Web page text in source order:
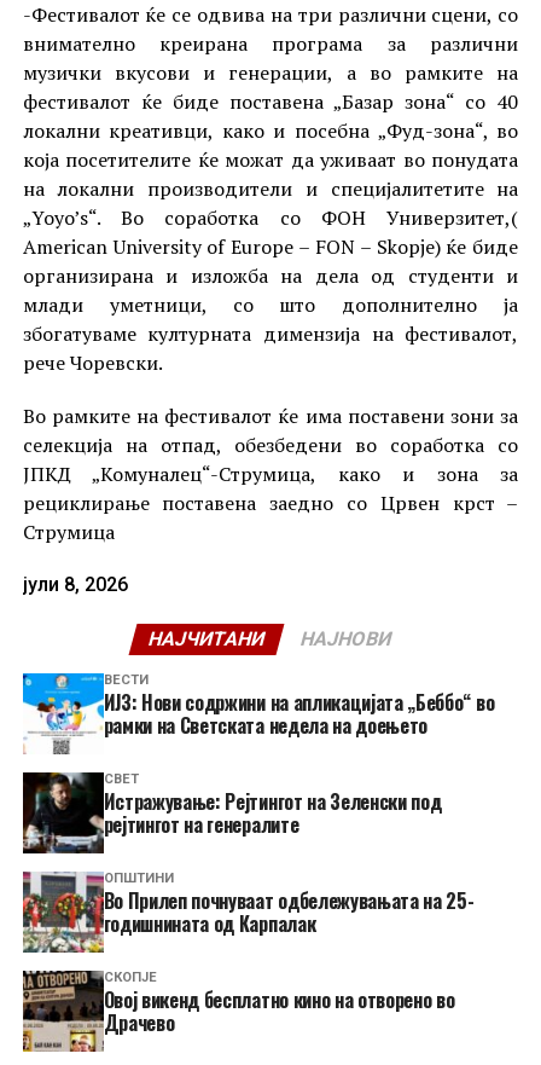
-Фестивалот ќе се одвива на три различни сцени, со
внимателно креирана програма за различни
музички вкусови и генерации, а во рамките на
фестивалот ќе биде поставена „Базар зона“ со 40
локални креативци, како и посебна „Фуд-зона“, во
која посетителите ќе можат да уживаат во понудата
на локални производители и специјалитетите на
„Yoyo’s“. Во соработка со ФОН Универзитет,(
American University of Europe – FON – Skopje) ќе биде
организирана и изложба на дела од студенти и
млади уметници, со што дополнително ја
збогатуваме културната димензија на фестивалот,
рече Чоревски.
Во рамките на фестивалот ќе има поставени зони за
селекција на отпад, обезбедени во соработка со
ЈПКД „Комуналец“-Струмица, како и зона за
рециклирање поставена заедно со Црвен крст –
Струмица
јули 8, 2026
НАЈЧИТАНИ НАЈНОВИ
ВЕСТИ
ИЈЗ: Нови содржини на апликацијата „Беббо“ во
рамки на Светската недела на доењето
СВЕТ
Истражување: Рејтингот на Зеленски под
рејтингот на генералите
ОПШТИНИ
Во Прилеп почнуваат одбележувањата на 25-
годишнината од Карпалак
СКОПЈЕ
​Овој викенд бесплатно кино на отворено во
Драчево